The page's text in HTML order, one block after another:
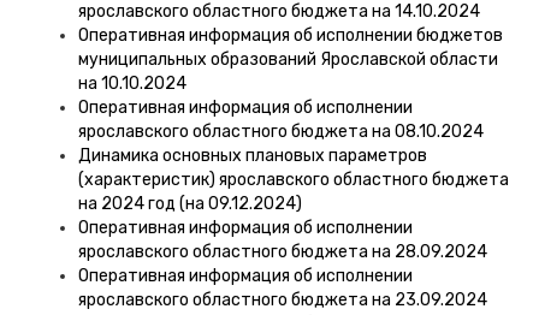
ярославского областного бюджета на 14.10.2024
Оперативная информация об исполнении бюджетов
муниципальных образований Ярославской области
на 10.10.2024
Оперативная информация об исполнении
ярославского областного бюджета на 08.10.2024
Динамика основных плановых параметров
(характеристик) ярославского областного бюджета
на 2024 год (на 09.12.2024)
Оперативная информация об исполнении
ярославского областного бюджета на 28.09.2024
Оперативная информация об исполнении
ярославского областного бюджета на 23.09.2024